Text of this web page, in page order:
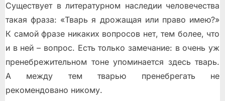
Существует в литературном наследии человечества
такая фраза: «Тварь я дрожащая или право имею?»
К самой фразе никаких вопросов нет, тем более, что
и в ней – вопрос. Есть только замечание: в очень уж
пренебрежительном тоне упоминается здесь тварь.
А между тем тварью пренебрегать не
рекомендовано никому.